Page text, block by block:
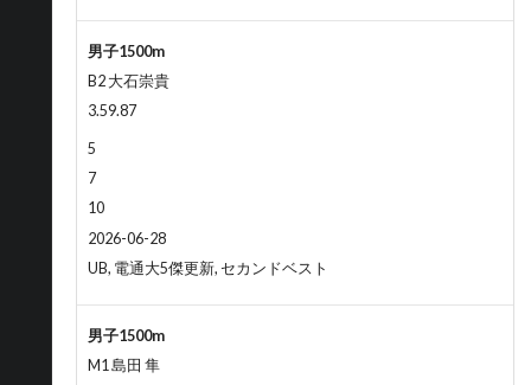
男子1500m
B2 大石崇貴
3.59.87
5
7
10
2026-06-28
UB, 電通大5傑更新, セカンドベスト
男子1500m
M1 島田 隼